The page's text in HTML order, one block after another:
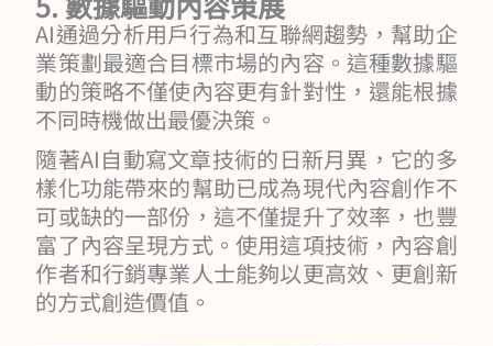
AI通過分析用戶行為和互聯網趨勢，幫助企
業策劃最適合目標市場的內容。這種數據驅
動的策略不僅使內容更有針對性，還能根據
不同時機做出最優決策。
隨著AI自動寫文章技術的日新月異，它的多
樣化功能帶來的幫助已成為現代內容創作不
可或缺的一部份，這不僅提升了效率，也豐
富了內容呈現方式。使用這項技術，內容創
作者和行銷專業人士能夠以更高效、更創新
的方式創造價值。